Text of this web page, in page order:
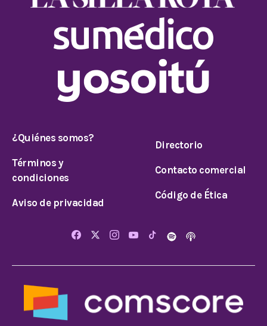
¿Quiénes somos?
Términos y
condiciones
Aviso de privacidad
Directorio
Contacto comercial
Código de Ética